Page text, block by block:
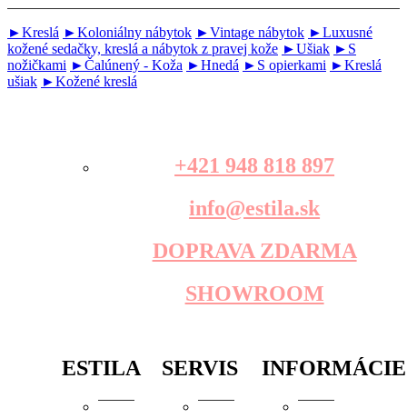
►Kreslá ►Koloniálny nábytok ►Vintage nábytok ►Luxusné
kožené sedačky, kreslá a nábytok z pravej kože ►Ušiak ►S
nožičkami ►Čalúnený - Koža ►Hnedá ►S opierkami ►Kreslá
ušiak ►Kožené kreslá
+421 948 818 897
info@estila.sk
DOPRAVA ZDARMA
SHOWROOM
ESTILA SERVIS INFORMÁCIE